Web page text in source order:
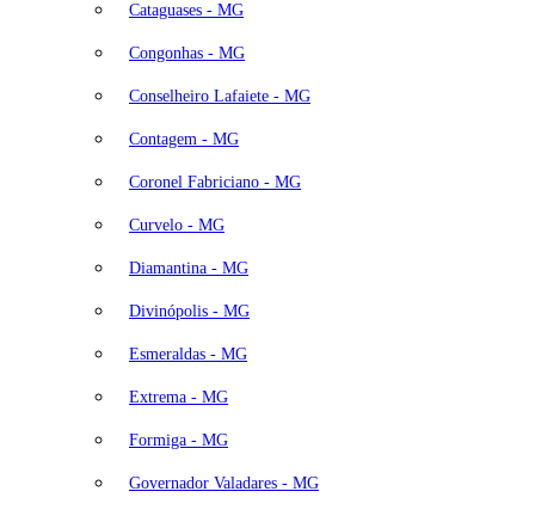
Cataguases - MG
Congonhas - MG
Conselheiro Lafaiete - MG
Contagem - MG
Coronel Fabriciano - MG
Curvelo - MG
Diamantina - MG
Divinópolis - MG
Esmeraldas - MG
Extrema - MG
Formiga - MG
Governador Valadares - MG